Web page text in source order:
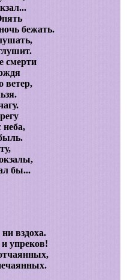
бежать.
смерти
ветер,
бы...
вздоха.
упреков!